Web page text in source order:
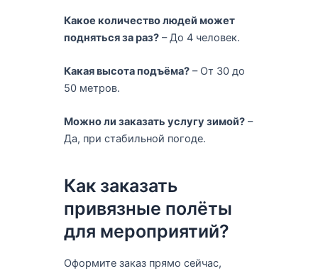
Какое количество людей может
подняться за раз?– До 4 человек.
Какая высота подъёма?– От 30 до
50 метров.
Можно ли заказать услугу зимой?–
Да, при стабильной погоде.
Как заказать
привязные полёты
для мероприятий?
Оформите заказ прямо сейчас,